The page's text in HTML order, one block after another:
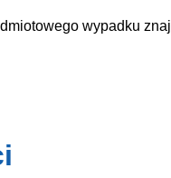
wypadku